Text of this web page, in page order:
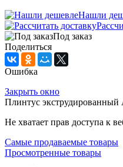
Нашли
Под заказ
Поделиться
Ошибка
Закрыть окно
Плинтус экструдированный
Не хватает прав доступа к
Самые продаваемые товары
Просмотренные товары